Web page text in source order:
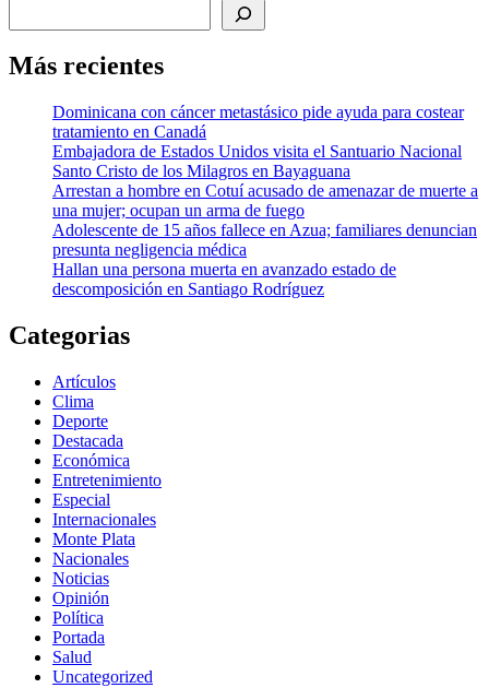
Más recientes
Dominicana con cáncer metastásico pide ayuda para costear
tratamiento en Canadá
Embajadora de Estados Unidos visita el Santuario Nacional
Santo Cristo de los Milagros en Bayaguana
Arrestan a hombre en Cotuí acusado de amenazar de muerte a
una mujer; ocupan un arma de fuego
Adolescente de 15 años fallece en Azua; familiares denuncian
presunta negligencia médica
Hallan una persona muerta en avanzado estado de
descomposición en Santiago Rodríguez
Categorias
Artículos
Clima
Deporte
Destacada
Económica
Entretenimiento
Especial
Internacionales
Monte Plata
Nacionales
Noticias
Opinión
Política
Portada
Salud
Uncategorized